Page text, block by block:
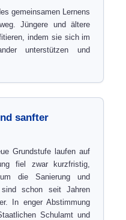
gemeinsamen Lernens
Jüngere und ältere
indem sie sich im
unterstützen und
sanfter
Grundstufe laufen auf
fiel zwar kurzfristig,
die Sanierung und
sind schon seit Jahren
In enger Abstimmung
Schulamt und